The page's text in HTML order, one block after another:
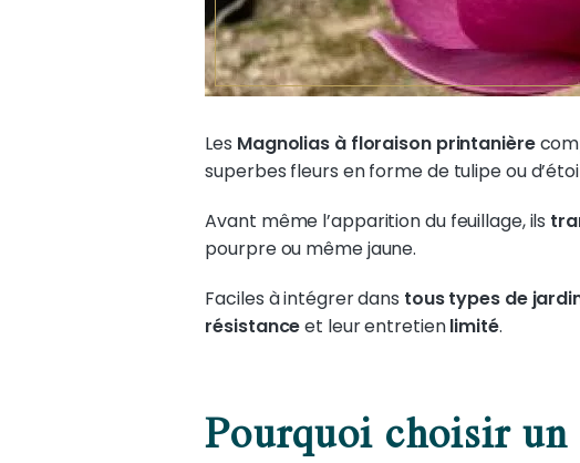
Les Magnolias à floraison printanière
superbes fleurs en forme de tulipe ou
Avant même l’apparition du feuillage, ils
pourpre ou même jaune.
Faciles à intégrer dans tous types de
résistanceet leur entretienlimité.
Pourquoi choisir